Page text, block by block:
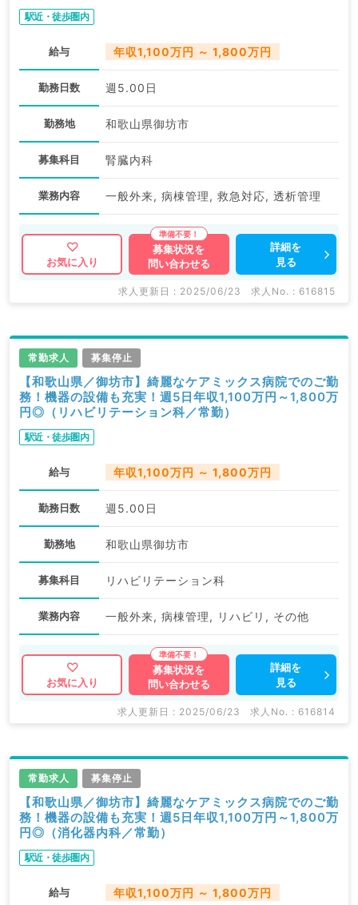
駅近・徒歩圏内
給与 年収1,100万円 ～ 1,800万円
勤務日数 週5.00日
勤務地 和歌山県御坊市
募集科目 腎臓内科
業務内容 一般外来, 病棟管理, 救急対応, 透析管理
お気に入り
募集状況を
問い合わせる
詳細を
見る
求人更新日 : 2025/06/23 求人No. : 616815
常勤求人 募集停止
【和歌山県／御坊市】綺麗なケアミックス病院でのご勤
務！機器の設備も充実！週5日年収1,100万円～1,800万
円◎（リハビリテーション科／常勤）
駅近・徒歩圏内
給与 年収1,100万円 ～ 1,800万円
勤務日数 週5.00日
勤務地 和歌山県御坊市
募集科目 リハビリテーション科
業務内容 一般外来, 病棟管理, リハビリ, その他
お気に入り
募集状況を
問い合わせる
詳細を
見る
求人更新日 : 2025/06/23 求人No. : 616814
常勤求人 募集停止
【和歌山県／御坊市】綺麗なケアミックス病院でのご勤
務！機器の設備も充実！週5日年収1,100万円～1,800万
円◎（消化器内科／常勤）
駅近・徒歩圏内
給与 年収1,100万円 ～ 1,800万円